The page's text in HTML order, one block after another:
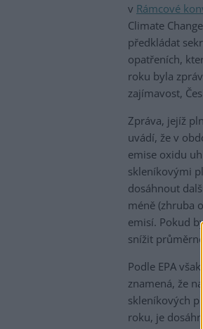
v Rámcové
Climate
předkládat
opatřeních,
roku byla
zajímavost,
Zpráva, jejíž
uvádí, že v
emise oxidu
skleníkovými
dosáhnout
méně (zhruba
emisí. Pokud
snížit
Podle EPA
znamená, že
skleníkových
roku, je